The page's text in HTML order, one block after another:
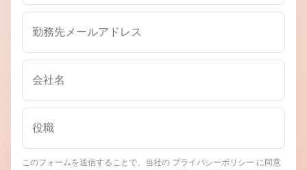
このフォームを送信することで、当社の プライバシーポリシー に同意